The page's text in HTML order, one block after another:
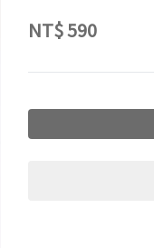
NT$590